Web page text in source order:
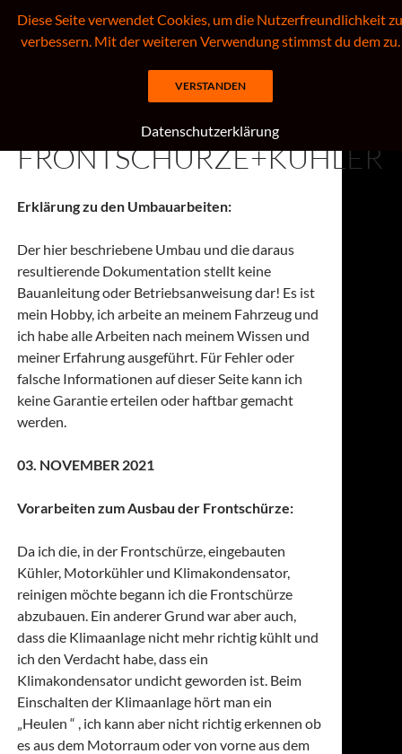
Inhalt
springen
Willkommen auf meiner PORSCHE, HKT + WESTFIELD – Seite
FRONTSCHÜRZE+KÜHLER
Erklärung zu den Umbauarbeiten:
Der hier beschriebene Umbau und die daraus
resultierende Dokumentation stellt keine
Bauanleitung oder Betriebsanweisung dar! Es ist
mein Hobby, ich arbeite an meinem Fahrzeug und
ich habe alle Arbeiten nach meinem Wissen und
meiner Erfahrung ausgeführt. Für Fehler oder
falsche Informationen auf dieser Seite kann ich
keine Garantie erteilen oder haftbar gemacht
werden.
03. NOVEMBER 2021
Vorarbeiten zum Ausbau der Frontschürze:
Da ich die, in der Frontschürze, eingebauten
Kühler, Motorkühler und Klimakondensator,
reinigen möchte begann ich die Frontschürze
abzubauen. Ein anderer Grund war aber auch,
dass die Klimaanlage nicht mehr richtig kühlt und
ich den Verdacht habe, dass ein
Klimakondensator undicht geworden ist. Beim
Einschalten der Klimaanlage hört man ein
„Heulen “ , ich kann aber nicht richtig erkennen ob
es aus dem Motorraum oder von vorne aus dem
Diese Seite verwendet Cookies, um die Nutzerfreundlichkeit zu
verbessern. Mit der weiteren Verwendung stimmst du dem zu.
VERSTANDEN
Datenschutzerklärung